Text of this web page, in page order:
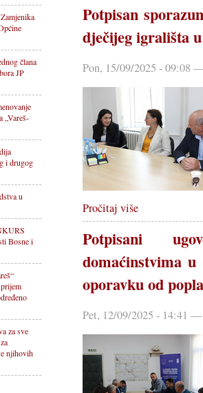
člana
JP
„Vareš-
i drugog
u
Bosne i
za sve
njihovih
Potpisan
dječijeg igrališta
Pon, 15/09/2025 - 09:08
Pročitaj više
Potpisani
domaćinstvima
oporavku od
Pet, 12/09/2025 - 14:41